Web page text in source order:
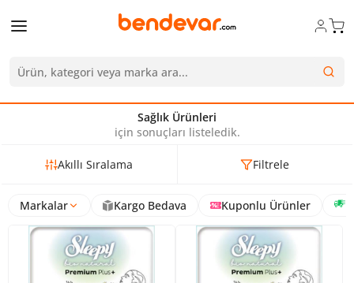
Sağlık Ürünleri
için sonuçları listeledik.
Akıllı Sıralama Filtrele
Markalar Kargo Bedava Kuponlu Ürünler